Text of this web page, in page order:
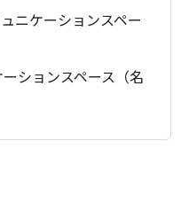
ニケーションスペー
ションスペース（名